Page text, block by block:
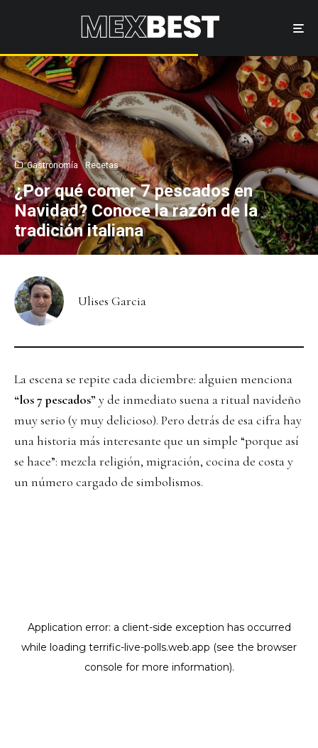
Gastronomía Recetas
¿Por qué comer 7 pescados en
Navidad? Conoce la razón de la
tradición italiana
Ulises Garcia
La escena se repite cada diciembre: alguien menciona
“los 7 pescados” y de inmediato suena a ritual navideño
muy serio (y muy delicioso). Pero detrás de esa cifra hay
una historia más interesante que un simple “porque así
se hace”: mezcla religión, migración, cocina de costa y
un número cargado de simbolismos.